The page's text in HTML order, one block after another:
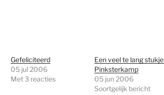
Gefeliciteerd
05 jul 2006
Met 3 reacties
Een veel te lang
Pinksterkamp
05 jun 2006
Soortgelijk bericht